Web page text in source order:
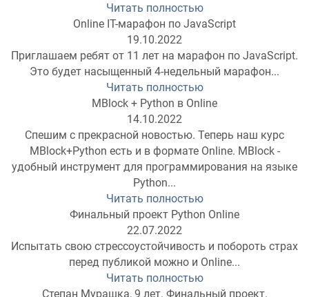
Читать полностью
Online IT-марафон по JavaScript
19.10.2022
Приглашаем ребят от 11 лет на марафон по JavaScript.
Это будет насыщенный 4-недельный марафон...
Читать полностью
MBlock + Python в Online
14.10.2022
Спешим с прекрасной новостью. Теперь наш курс
MBlock+Python есть и в формате Online. MBlock -
удобный инструмент для программирования на языке
Python...
Читать полностью
Финальный проект Python Online
22.07.2022
Испытать свою стрессоустойчивость и побороть страх
перед публикой можно и Online...
Читать полностью
Степан Мурашка, 9 лет. Финальный проект.